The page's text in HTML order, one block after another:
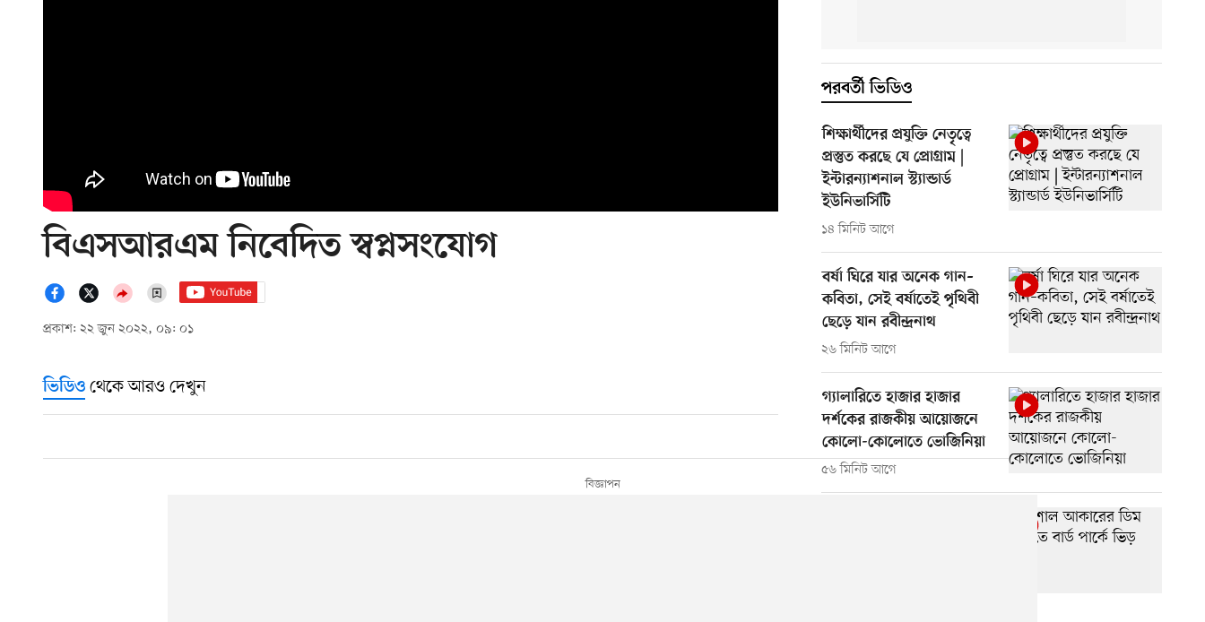
বিএসআরএম নিবেদিত স্বপ্নসংযোগ
প্রকাশ: ২২ জুন ২০২২, ০৯: ০১
পরবর্তী ভিডিও
শিক্ষার্থীদের প্রযুক্তি নেতৃত্বে
প্রস্তুত করছে যে প্রোগ্রাম |
ইন্টারন্যাশনাল স্ট্যান্ডার্ড
ইউনিভার্সিটি
১৪ মিনিট আগে
বর্ষা ঘিরে যার অনেক গান–
কবিতা, সেই বর্ষাতেই পৃথিবী
ছেড়ে যান রবীন্দ্রনাথ
২৬ মিনিট আগে
গ্যালারিতে হাজার হাজার
দর্শকের রাজকীয় আয়োজনে
কোলো-কোলোতে ভোজিনিয়া
৫৬ মিনিট আগে
ভিডিও থেকে আরও দেখুন